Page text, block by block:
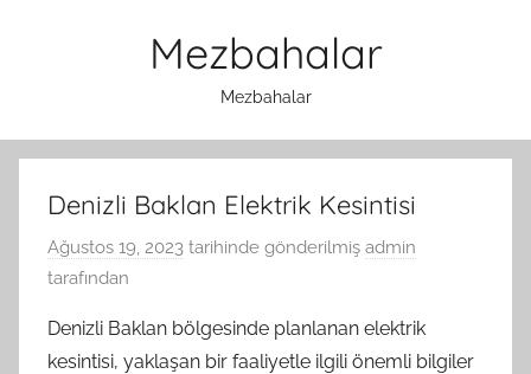
Mezbahalar
Mezbahalar
Denizli Baklan Elektrik Kesintisi
Ağustos 19, 2023 tarihinde gönderilmiş admin
tarafından
Denizli Baklan bölgesinde planlanan elektrik
kesintisi, yaklaşan bir faaliyetle ilgili önemli bilgiler